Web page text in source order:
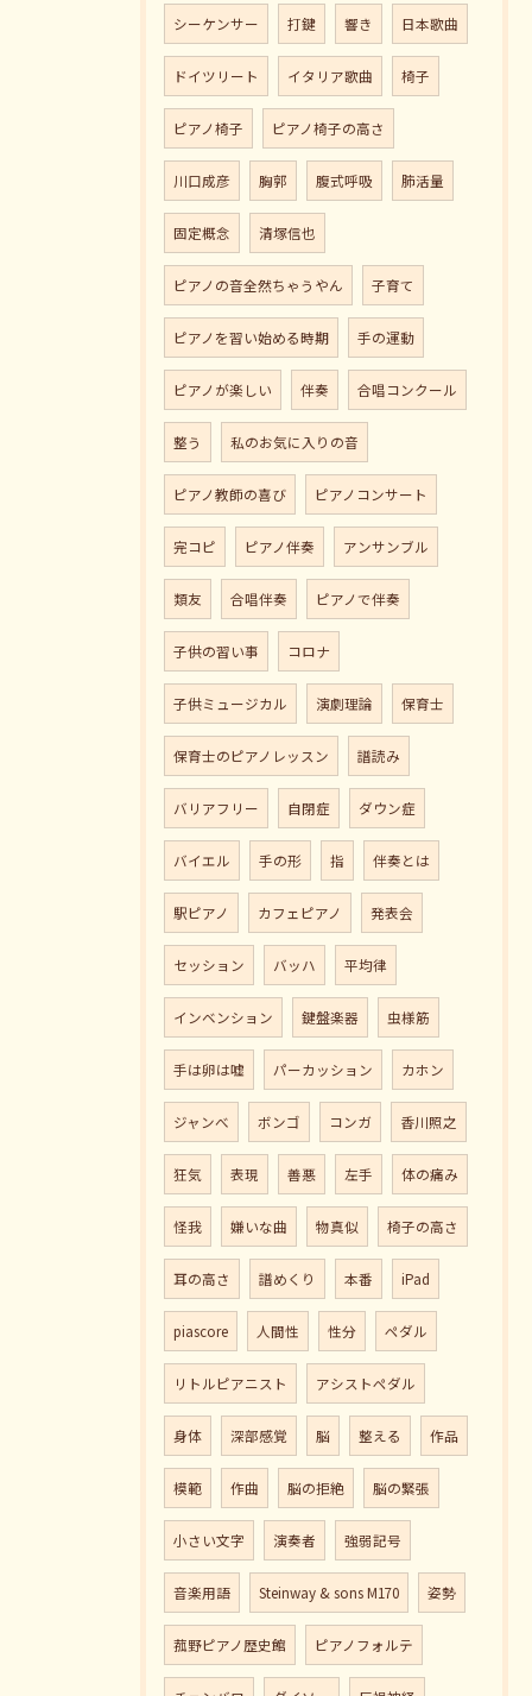
シーケンサー 打鍵 響き 日本歌曲
ドイツリート イタリア歌曲 椅子
ピアノ椅子 ピアノ椅子の高さ
川口成彦 胸郭 腹式呼吸 肺活量
固定概念 清塚信也
ピアノの音全然ちゃうやん 子育て
ピアノを習い始める時期 手の運動
ピアノが楽しい 伴奏 合唱コンクール
整う 私のお気に入りの音
ピアノ教師の喜び ピアノコンサート
完コピ ピアノ伴奏 アンサンブル
類友 合唱伴奏 ピアノで伴奏
子供の習い事 コロナ
子供ミュージカル 演劇理論 保育士
保育士のピアノレッスン 譜読み
バリアフリー 自閉症 ダウン症
バイエル 手の形 指 伴奏とは
駅ピアノ カフェピアノ 発表会
セッション バッハ 平均律
インベンション 鍵盤楽器 虫様筋
手は卵は嘘 パーカッション カホン
ジャンべ ボンゴ コンガ 香川照之
狂気 表現 善悪 左手 体の痛み
怪我 嫌いな曲 物真似 椅子の高さ
耳の高さ 譜めくり 本番 iPad
piascore 人間性 性分 ペダル
リトルピアニスト アシストペダル
身体 深部感覚 脳 整える 作品
模範 作曲 脳の拒絶 脳の緊張
小さい文字 演奏者 強弱記号
音楽用語 Steinway & sons M170 姿勢
菰野ピアノ歴史館 ピアノフォルテ